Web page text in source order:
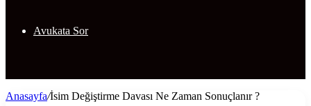
Avukata Sor
Anasayfa/İsim Değiştirme Davası Ne Zaman Sonuçlanır ?